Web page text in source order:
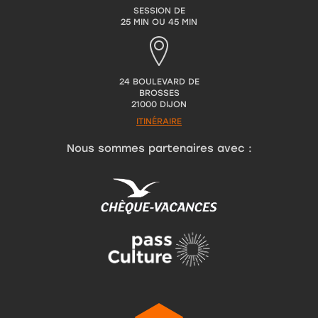
SESSION DE
25 MIN OU 45 MIN
24 BOULEVARD DE
BROSSES
21000 DIJON
ITINÉRAIRE
Nous sommes partenaires avec :